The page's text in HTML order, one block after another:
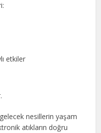
etkiler
nesillerin yaşam
atıkların doğru